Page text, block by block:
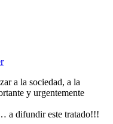
a la sociedad, a la
y urgentemente
a difundir este tratado!!!